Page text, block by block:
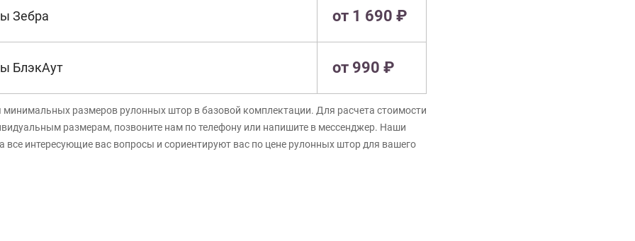
Зебра от 1 690 ₽
БлэкАут от 990 ₽
минимальных размеров рулонных штор в базовой комплектации. Для расчета стоимости
размерам, позвоните нам по телефону или напишите в мессенджер. Наши
все интересующие вас вопросы и сориентируют вас по цене рулонных штор для вашего